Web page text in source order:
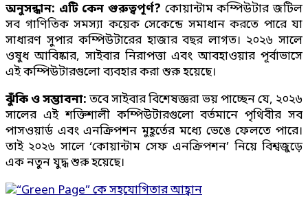
অনুসন্ধান: এটি কেন গুরুত্বপূর্ণ? কোয়ান্টাম কম্পিউটার জটিল
সব গাণিতিক সমস্যা কয়েক সেকেন্ডে সমাধান করতে পারে যা
সাধারণ সুপার কম্পিউটারের হাজার বছর লাগত। ২০২৬ সালে
ওষুধ আবিষ্কার, সাইবার নিরাপত্তা এবং আবহাওয়ার পূর্বাভাসে
এই কম্পিউটারগুলো ব্যবহার করা শুরু হয়েছে।
ঝুঁকি ও সম্ভাবনা: তবে সাইবার বিশেষজ্ঞরা ভয় পাচ্ছেন যে, ২০২৬
সালের এই শক্তিশালী কম্পিউটারগুলো বর্তমানে পৃথিবীর সব
পাসওয়ার্ড এবং এনক্রিপশন মুহূর্তের মধ্যে ভেঙে ফেলতে পারে।
তাই ২০২৬ সালে ‘কোয়ান্টাম সেফ এনক্রিপশন’ নিয়ে বিশ্বজুড়ে
এক নতুন যুদ্ধ শুরু হয়েছে।